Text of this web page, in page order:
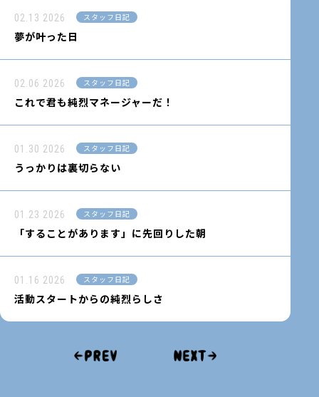
02.13 2026 スタッフ日記
夢が叶った日
02.06 2026 スタッフ日記
これで君も純烈マネージャーだ！
01.30 2026 スタッフ日記
うっかりは裏切らない
01.23 2026 スタッフ日記
「することがあります」に先回りした朝
01.16 2026 スタッフ日記
活動スタートからの純烈らしさ